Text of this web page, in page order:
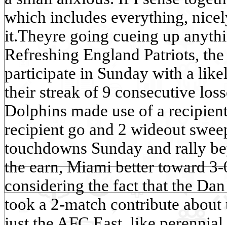
which includes everything,
it.Theyre going cueing up
Refreshing England Patriots,
participate in Sunday with a
their streak of 9 consecutive
Dolphins made use of a
recipient go and 2 wideout
touchdowns Sunday and rally
the earn, Miami better toward
considering the fact that the
took a 2-match contribute